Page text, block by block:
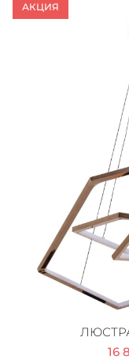
АКЦИЯ
16